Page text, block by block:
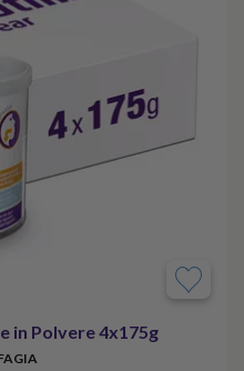
in Polvere 4x175g